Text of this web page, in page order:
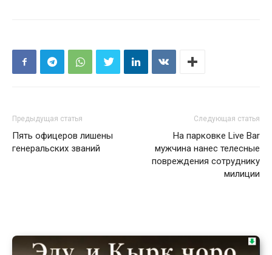
Предыдущая статья
Пять офицеров лишены
генеральских званий
Следующая статья
На парковке Live Bar
мужчина нанес телесные
повреждения сотруднику
милиции